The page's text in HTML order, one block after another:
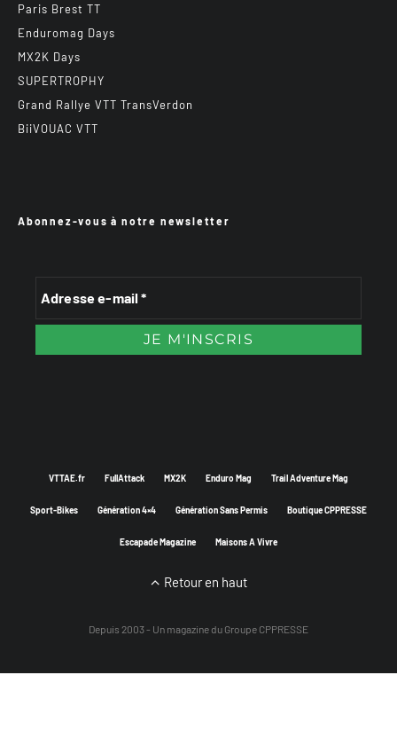
Paris Brest TT
Enduromag Days
MX2K Days
SUPERTROPHY
Grand Rallye VTT TransVerdon
BiiVOUAC VTT
Abonnez-vous à notre newsletter
VTTAE.fr FullAttack MX2K Enduro Mag Trail Adventure Mag
Sport-Bikes Génération 4×4 Génération Sans Permis Boutique CPPRESSE
Escapade Magazine Maisons A Vivre
Retour en haut
Depuis 2003 - Un magazine du Groupe CPPRESSE